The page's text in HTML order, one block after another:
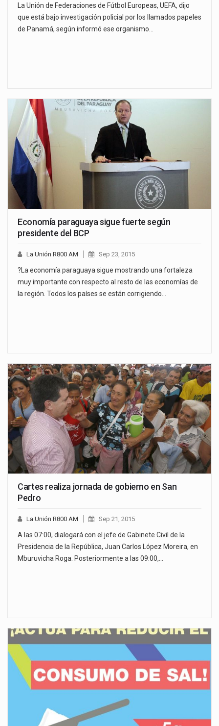
La Unión de Federaciones de Fútbol Europeas, UEFA, dijo
que está bajo investigación policial por los llamados papeles
de Panamá, según informó ese organismo…
Economía paraguaya sigue fuerte según
presidente del BCP
La Unión R800 AM Sep 23, 2015
?La economía paraguaya sigue mostrando una fortaleza
muy importante con respecto al resto de las economías de
la región. Todos los países se están corrigiendo…
Cartes realiza jornada de gobierno en San
Pedro
La Unión R800 AM Sep 21, 2015
A las 07:00, dialogará con el jefe de Gabinete Civil de la
Presidencia de la República, Juan Carlos López Moreira, en
Mburuvicha Roga. Posteriormente a las 09:00,…